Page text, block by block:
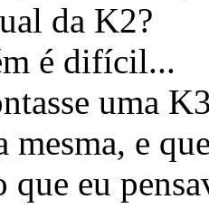
da K2?
é difícil...
uma
mesma, e
que eu